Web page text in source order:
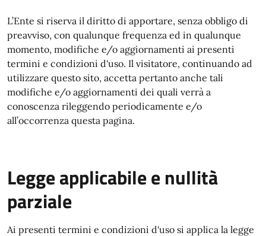
L’Ente si riserva il diritto di apportare, senza obbligo di
preavviso, con qualunque frequenza ed in qualunque
momento, modifiche e/o aggiornamenti ai presenti
termini e condizioni d'uso. Il visitatore, continuando ad
utilizzare questo sito, accetta pertanto anche tali
modifiche e/o aggiornamenti dei quali verrà a
conoscenza rileggendo periodicamente e/o
all’occorrenza questa pagina.
Legge applicabile e nullità
parziale
Ai presenti termini e condizioni d'uso si applica la legge